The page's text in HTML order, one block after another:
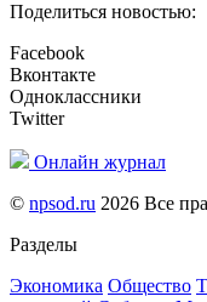
Поделиться новостью:
Facebook
Вконтакте
Одноклассники
Twitter
Онлайн журнал
© npsod.ru 2026 Все
Разделы
Экономика Общество